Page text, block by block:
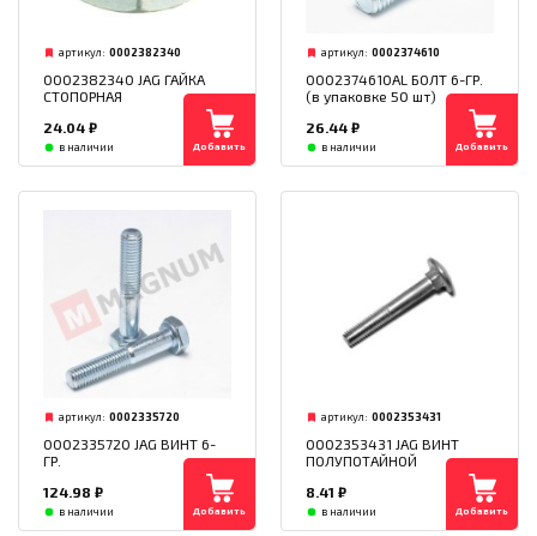
артикул: 0002382340
0002382340 JAG ГАЙКА
СТОПОРНАЯ
24.04 ₽
в наличии Добавить
артикул: 0002374610
0002374610AL БОЛТ 6-ГР.
(в упаковке 50 шт)
26.44 ₽
в наличии Добавить
артикул: 0002335720
0002335720 JAG ВИНТ 6-
ГР.
124.98 ₽
в наличии Добавить
артикул: 0002353431
0002353431 JAG ВИНТ
ПОЛУПОТАЙНОЙ
8.41 ₽
в наличии Добавить